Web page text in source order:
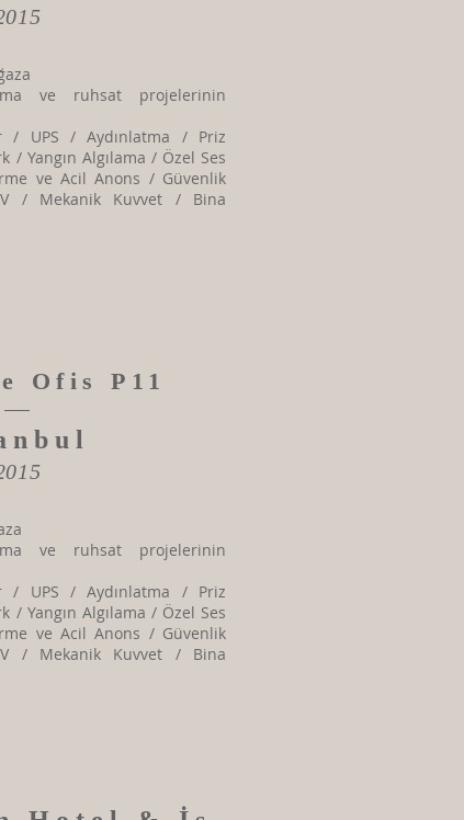
ve ruhsat projelerinin
/ UPS / Aydınlatma / Priz
Yangın Algılama / Özel Ses
ve Acil Anons / Güvenlik
/ Mekanik Kuvvet / Bina
Ofis P11
ve ruhsat projelerinin
/ UPS / Aydınlatma / Priz
Yangın Algılama / Özel Ses
ve Acil Anons / Güvenlik
/ Mekanik Kuvvet / Bina